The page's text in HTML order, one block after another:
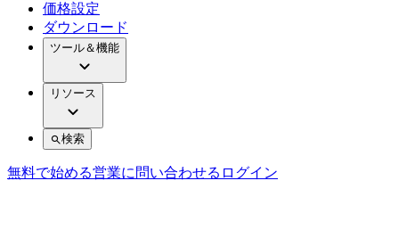
価格設定
ダウンロード
ツール＆機能
リソース
検索
無料で始める営業に問い合わせる ログイン